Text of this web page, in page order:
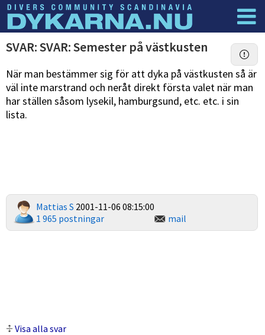
Dyknyheter Logga in
SVAR: SVAR: Semester på västkusten
När man bestämmer sig för att dyka på västkusten så är
väl inte marstrand och neråt direkt första valet när man
har ställen såsom lysekil, hamburgsund, etc. etc. i sin
lista.
Mattias S 2001-11-06 08:15:00
1 965 postningar
mail
Visa alla svar